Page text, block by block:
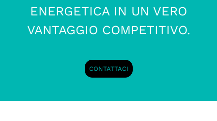
ENERGETICA IN UN VERO
VANTAGGIO COMPETITIVO.
CONTATTACI